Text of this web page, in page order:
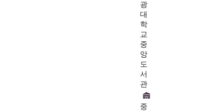
광
대
학
교
중
앙
도
서
관
중